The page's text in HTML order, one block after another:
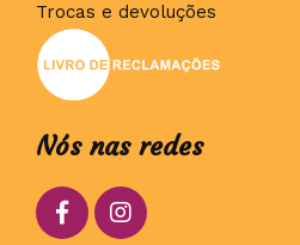
Trocas e devoluções
Nós nas redes